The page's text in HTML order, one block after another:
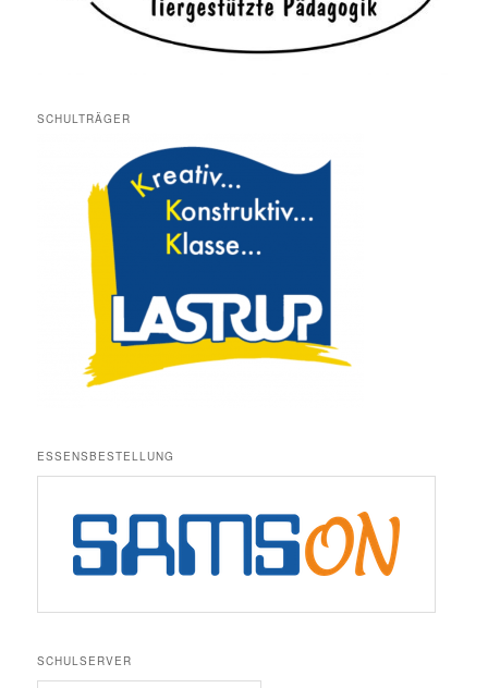
SCHULTRÄGER
ESSENSBESTELLUNG
SCHULSERVER